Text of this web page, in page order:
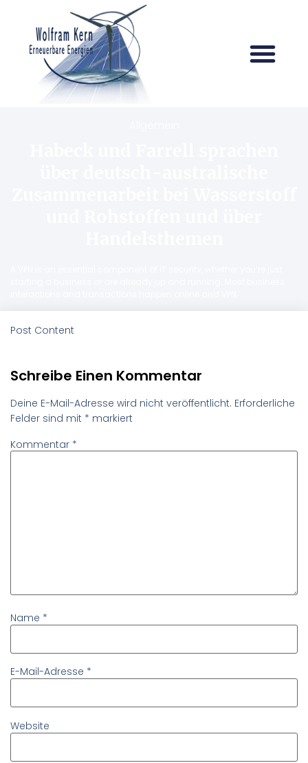
Post Content
Schreibe Einen Kommentar
Deine E-Mail-Adresse wird nicht veröffentlicht. Erforderliche
Felder sind mit * markiert
Kommentar *
Name *
E-Mail-Adresse *
Website